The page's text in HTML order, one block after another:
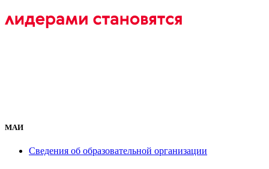
МАИ
Сведения об образовательной организации